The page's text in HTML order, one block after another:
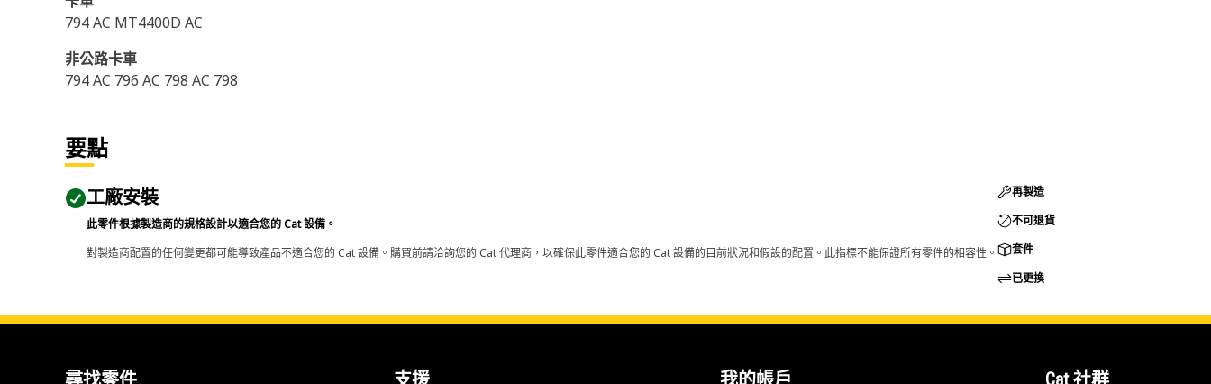
794 AC MT4400D AC
非公路卡車
794 AC 796 AC 798 AC 798
要點
工廠安裝
此零件根據製造商的規格設計以適合您的 Cat 設備。
對製造商配置的任何變更都可能導致產品不適合您的 Cat 設備。購買前請洽詢您的 Cat 代理商，以確保此零件適合您的 Cat 設備的目前狀況和假設的配置。此指標不能保證所有零件的相容性。
再製造
不可退貨
套件
已更換
尋找零件 支援 我的帳戶 Cat 社群